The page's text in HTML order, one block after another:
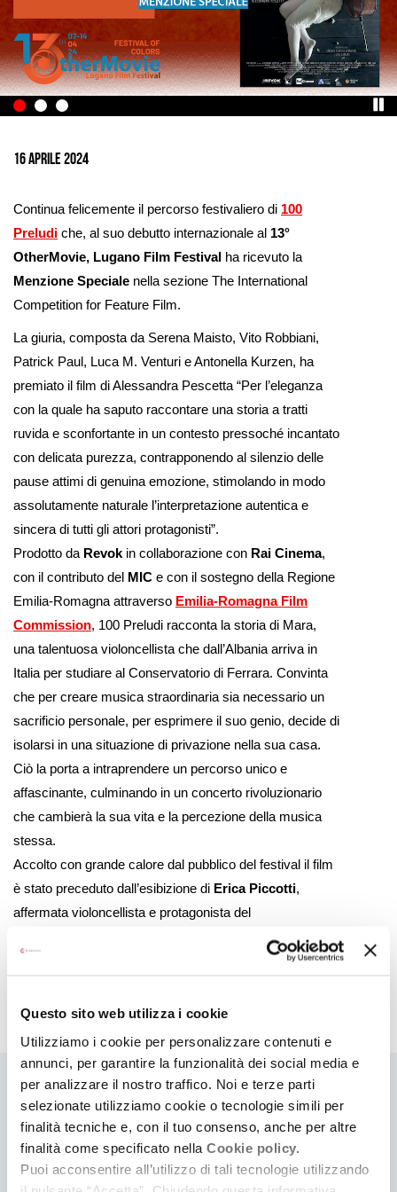
Questo sito web utilizza i cookie
Utilizziamo i cookie per personalizzare contenuti e
annunci, per garantire la funzionalità dei social media e
per analizzare il nostro traffico. Noi e terze parti
selezionate utilizziamo cookie o tecnologie simili per
finalità tecniche e, con il tuo consenso, anche per altre
finalità come specificato nella Cookie policy.
Puoi acconsentire all’utilizzo di tali tecnologie utilizzando
Ingrandisci
16 aprile 2024
Continua felicemente il percorso festivaliero di 100
Preludi che, al suo debutto internazionale al 13°
OtherMovie, Lugano Film Festival ha ricevuto la
Menzione Speciale nella sezione The International
Competition for Feature Film.
La giuria, composta da Serena Maisto, Vito Robbiani,
Patrick Paul, Luca M. Venturi e Antonella Kurzen, ha
premiato il film di Alessandra Pescetta “Per l’eleganza
con la quale ha saputo raccontare una storia a tratti
ruvida e sconfortante in un contesto pressoché incantato
con delicata purezza, contrapponendo al silenzio delle
pause attimi di genuina emozione, stimolando in modo
assolutamente naturale l’interpretazione autentica e
sincera di tutti gli attori protagonisti”.
Prodotto da Revok in collaborazione con Rai Cinema,
con il contributo del MIC e con il sostegno della Regione
Emilia-Romagna attraverso Emilia-Romagna Film
Commission, 100 Preludi racconta la storia di Mara,
una talentuosa violoncellista che dall’Albania arriva in
Italia per studiare al Conservatorio di Ferrara. Convinta
che per creare musica straordinaria sia necessario un
sacrificio personale, per esprimere il suo genio, decide di
isolarsi in una situazione di privazione nella sua casa.
Ciò la porta a intraprendere un percorso unico e
affascinante, culminando in un concerto rivoluzionario
che cambierà la sua vita e la percezione della musica
stessa.
Accolto con grande calore dal pubblico del festival il film
è stato preceduto dall’esibizione di Erica Piccotti,
affermata violoncellista e protagonista del
. Sono stati
eseguiti due brani della colonna sonora composta da
le musiche in collaborazione conLisa Gerrard
Ti
può
interessare